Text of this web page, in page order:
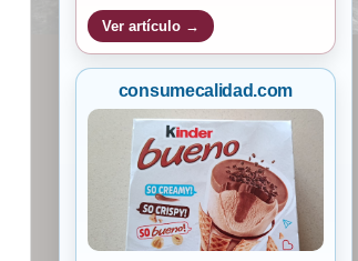
Ver artículo →
consumecalidad.com